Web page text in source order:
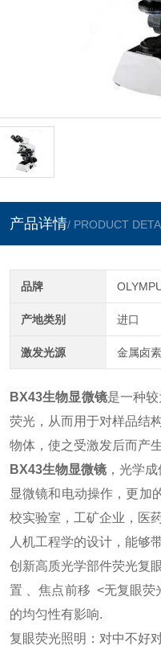
产品详情/ PRODUCT
品牌
产地类别 进口
激发光源 金属卤
BX43生物显微镜是一种
荧光，从而用于对样品结
物体，使之受激发后而产
BX43生物显微镜 ，光学
显微镜和电动操作，更加
校实验室，工矿企业，医
人机工程学的设计，能够
创新高质光学部件荧光
置 、焦点前移 <无复眼荧
的均匀性有影响.
复眼荧光照明：对中不好